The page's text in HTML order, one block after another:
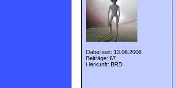
Dabei seit: 13.06.2006
Beiträge: 67
Herkunft: BRD